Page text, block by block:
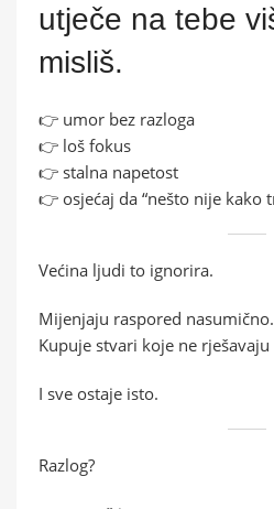
utječe na tebe
misliš.
👉 umor bez razloga
👉 loš fokus
👉 stalna napetost
👉 osjećaj da “nešto nije kako
Većina ljudi to ignorira.
Mijenjaju raspored nasumično.
Kupuje stvari koje ne
I sve ostaje isto.
Razlog?